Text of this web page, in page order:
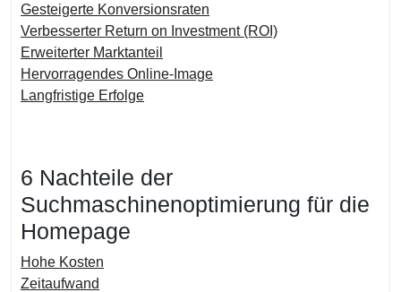
Gesteigerte Konversionsraten
Verbesserter Return on Investment (ROI)
Erweiterter Marktanteil
Hervorragendes Online-Image
Langfristige Erfolge
6 Nachteile der
Suchmaschinenoptimierung für die
Homepage
Hohe Kosten
Zeitaufwand